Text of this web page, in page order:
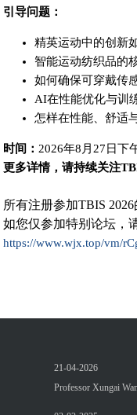
引导问题：
精英运动中的创新
智能运动纺织品的
如何确保可穿戴传
AI在性能优化与训
怎样在性能、舒适
时间： 2026年8月27日下
更多详情，请持续关注
所有注册参加TBIS
如您仅参加特别论坛，
https://www.wjx.top/vm/
21-04-2026
Professor Xungai